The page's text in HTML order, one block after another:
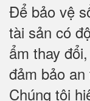
Để bảo vệ
tài sản có
ẩm thay
đảm bảo
Chúng tôi